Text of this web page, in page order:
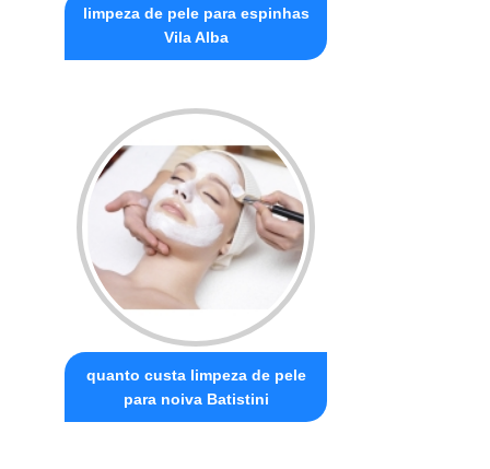
limpeza de pele para espinhas
Vila Alba
quanto custa limpeza de pele
para noiva Batistini